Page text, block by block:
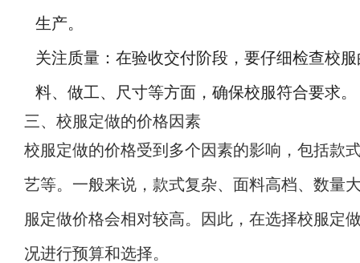
生产。
关注质量：在验收交付阶段，要仔细检查校
料、做工、尺寸等方面，确保校服符合要求。
三、校服定做的价格因素
校服定做的价格受到多个因素的影响，包括款
艺等。一般来说，款式复杂、面料高档、数量
服定做价格会相对较高。因此，在选择校服定
况进行预算和选择。